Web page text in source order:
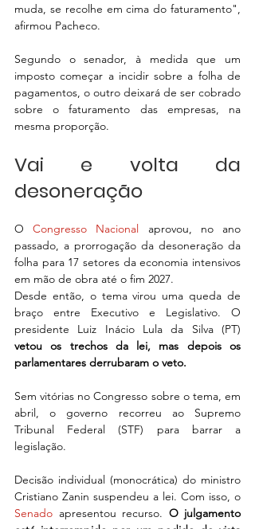
muda, se recolhe em cima do faturamento",
afirmou Pacheco.
Segundo o senador, à medida que um
imposto começar a incidir sobre a folha de
pagamentos, o outro deixará de ser cobrado
sobre o faturamento das empresas, na
mesma proporção.
Vai e volta da
desoneração
O Congresso Nacional aprovou, no ano
passado, a prorrogação da desoneração da
folha para 17 setores da economia intensivos
em mão de obra até o fim 2027.
Desde então, o tema virou uma queda de
braço entre Executivo e Legislativo. O
vetou os trechos da lei, mas depois os
parlamentares derrubaram o veto.
Sem vitórias no Congresso sobre o tema, em
abril, o governo recorreu ao Supremo
Tribunal Federal (STF) para barrar a
legislação.
Decisão individual (monocrática) do ministro
Senado apresentou recurso. O julgamento